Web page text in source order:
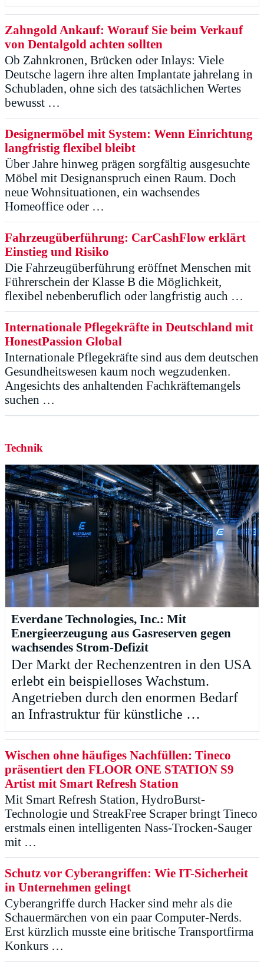
Zahngold Ankauf: Worauf Sie beim Verkauf
von Dentalgold achten sollten
Ob Zahnkronen, Brücken oder Inlays: Viele
Deutsche lagern ihre alten Implantate jahrelang in
Schubladen, ohne sich des tatsächlichen Wertes
bewusst …
Designermöbel mit System: Wenn Einrichtung
langfristig flexibel bleibt
Über Jahre hinweg prägen sorgfältig ausgesuchte
Möbel mit Designanspruch einen Raum. Doch
neue Wohnsituationen, ein wachsendes
Homeoffice oder …
Fahrzeugüberführung: CarCashFlow erklärt
Einstieg und Risiko
Die Fahrzeugüberführung eröffnet Menschen mit
Führerschein der Klasse B die Möglichkeit,
flexibel nebenberuflich oder langfristig auch …
Internationale Pflegekräfte in Deutschland mit
HonestPassion Global
Internationale Pflegekräfte sind aus dem deutschen
Gesundheitswesen kaum noch wegzudenken.
Angesichts des anhaltenden Fachkräftemangels
suchen …
Technik
Everdane Technologies, Inc.: Mit
Energieerzeugung aus Gasreserven gegen
wachsendes Strom-Defizit
Der Markt der Rechenzentren in den USA
erlebt ein beispielloses Wachstum.
Angetrieben durch den enormen Bedarf
an Infrastruktur für künstliche …
Wischen ohne häufiges Nachfüllen: Tineco
präsentiert den FLOOR ONE STATION S9
Artist mit Smart Refresh Station
Mit Smart Refresh Station, HydroBurst-
Technologie und StreakFree Scraper bringt Tineco
erstmals einen intelligenten Nass-Trocken-Sauger
mit …
Schutz vor Cyberangriffen: Wie IT-Sicherheit
in Unternehmen gelingt
Cyberangriffe durch Hacker sind mehr als die
Schauermärchen von ein paar Computer-Nerds.
Erst kürzlich musste eine britische Transportfirma
Konkurs …